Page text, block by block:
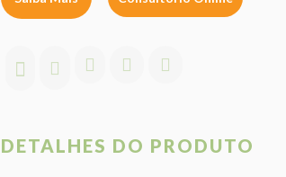
DETALHES DO PRODUTO